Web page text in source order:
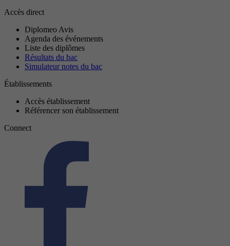
Accès direct
Diplomeo Avis
Agenda des événements
Liste des diplômes
Résultats du bac
Simulateur notes du bac
Établissements
Accès établissement
Référencer son établissement
Connect